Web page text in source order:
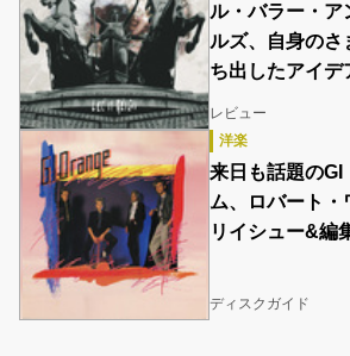
ル・バラー・ア
ルズ、自身のさ
ち出したアイデ
レビュー
洋楽
来日も話題のGI
ム、ロバート
リイシュー&編
ディスクガイド